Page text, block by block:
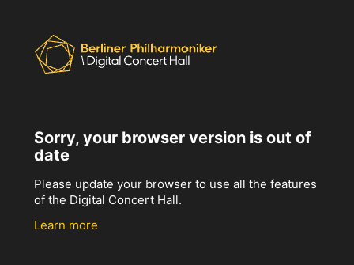
Sorry, your browser version is out of
date
Please update your browser to use all the features
of the Digital Concert Hall.
Learn more